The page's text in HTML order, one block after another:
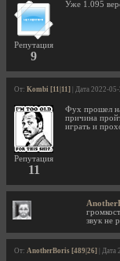
Репутация
9
Уже 1.095
От: Kombi [11|11] | Дата 2022-
Репутация
11
Фух прошел
причина
играть и
звук не
От: AnotherBoris [489|26] |